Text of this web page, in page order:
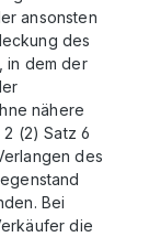
ansonsten
des
in dem der
nähere
(2) Satz 6
des
Bei
die